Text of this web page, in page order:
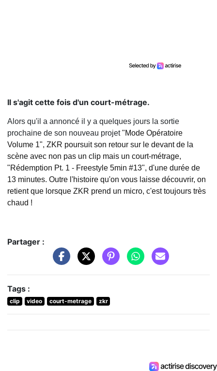
Il s'agit cette fois d'un court-métrage.
Alors qu'il a annoncé il y a quelques jours la sortie
prochaine de son nouveau projet"Mode Opératoire
Volume 1", ZKR poursuit son retour sur le devant de la
scène avec non pas un clip mais un court-métrage,
"Rédemption Pt. 1 - Freestyle 5min #13", d'une durée de
13 minutes. Outre l'histoire qu'on vous laisse découvrir, on
retient que lorsque ZKR prend un micro, c'est toujours très
chaud !
Partager :
Tags :
clip video court-metrage zkr